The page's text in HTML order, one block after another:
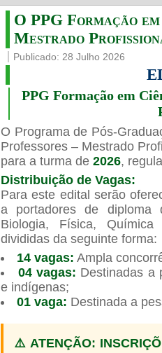
O PPG Formação
Mestrado
Publicado: 28 Julho 2026
PPG Formação em
O Programa de Pós-
Professores – Mestrado
para a turma de 2026,
Distribuição de Vagas:
Para este edital serão
a portadores de diploma
Biologia, Física,
divididas da seguinte forma:
14 vagas: Ampla
04 vagas: Destinadas a
e indígenas;
01 vaga: Destinada a
⚠️ ATENÇÃO:
Guia de boas práticas